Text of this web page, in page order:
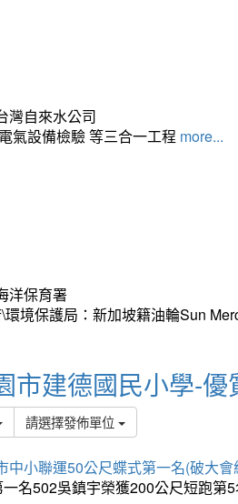
灣自來水公司
氣設備檢驗 等三合一工程 more...
洋保育署
環境保護局：新加坡籍油輪Sun
市建德國民小學-優
請選擇發佈單位
中小聯運50公尺蝶式第一名(破大會
名502吳鎮宇榮獲200公尺短跑